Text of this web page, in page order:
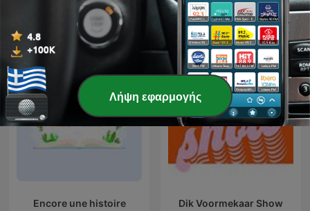
On veut des histoires Για πες, δάσκαλε
Encore une histoire Dik Voormekaar Show
Λήψη εφαρμογής